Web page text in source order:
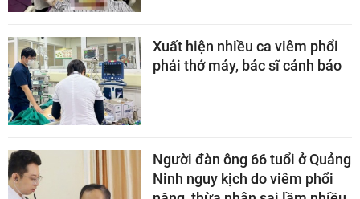
Xuất hiện nhiều ca viêm phổi
phải thở máy, bác sĩ cảnh báo
Người đàn ông 66 tuổi ở Quảng
Ninh nguy kịch do viêm phổi